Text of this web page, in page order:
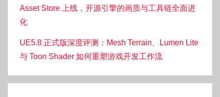
Asset Store 上线，开源引擎的画质与工具链全面进
化
UE5.8 正式版深度评测：Mesh Terrain、Lumen Lite
与 Toon Shader 如何重塑游戏开发工作流